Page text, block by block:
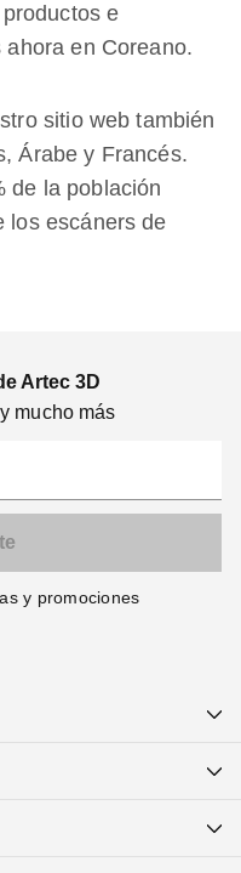
e
en Coreano.
sitio web también
Árabe y Francés.
de la población
los escáners de
Artec 3D
mucho más
y promociones